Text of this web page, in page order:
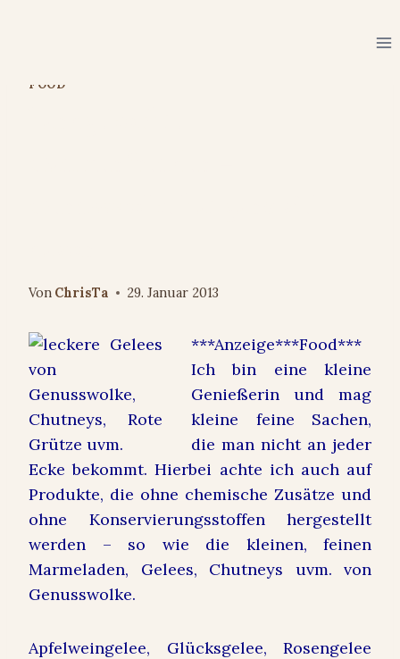
FOOD
Von ChrisTa 29. Januar 2013
***Anzeige***Food***
Ich bin eine kleine
Genießerin und mag
kleine feine Sachen,
die man nicht an jeder
Ecke bekommt. Hierbei achte ich auch auf
Produkte, die ohne chemische Zusätze und
ohne Konservierungsstoffen hergestellt
werden – so wie die kleinen, feinen
Marmeladen, Gelees, Chutneys uvm. von
Genusswolke.
Apfelweingelee, Glücksgelee, Rosengelee